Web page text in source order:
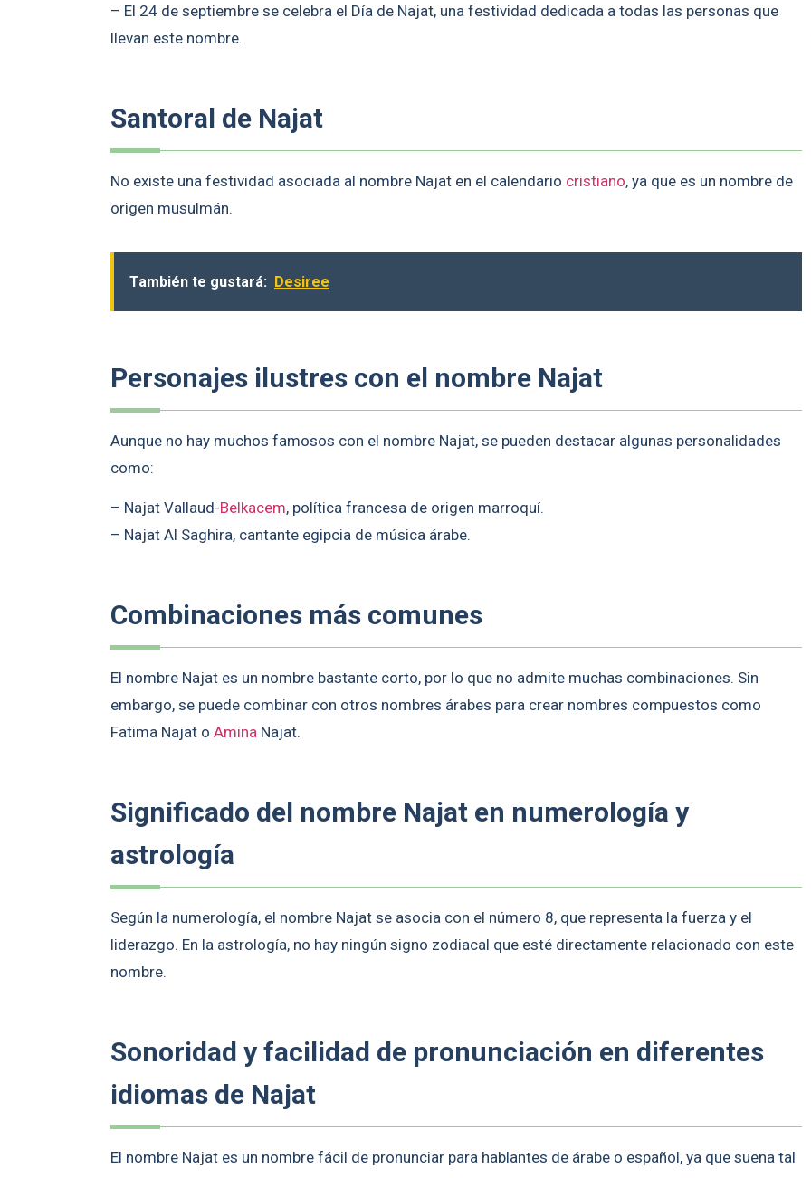
– El 24 de septiembre se celebra el Día de Najat, una festividad dedicada a todas las personas que
llevan este nombre.
Santoral de Najat
No existe una festividad asociada al nombre Najat en el calendario cristiano, ya que es un nombre de
origen musulmán.
También te gustará: Desiree
Personajes ilustres con el nombre Najat
Aunque no hay muchos famosos con el nombre Najat, se pueden destacar algunas personalidades
como:
– Najat Vallaud-Belkacem, política francesa de origen marroquí.
– Najat Al Saghira, cantante egipcia de música árabe.
Combinaciones más comunes
El nombre Najat es un nombre bastante corto, por lo que no admite muchas combinaciones. Sin
embargo, se puede combinar con otros nombres árabes para crear nombres compuestos como
Fatima Najat o Amina Najat.
Significado del nombre Najat en numerología y
astrología
Según la numerología, el nombre Najat se asocia con el número 8, que representa la fuerza y el
liderazgo. En la astrología, no hay ningún signo zodiacal que esté directamente relacionado con este
nombre.
Sonoridad y facilidad de pronunciación en diferentes
idiomas de Najat
El nombre Najat es un nombre fácil de pronunciar para hablantes de árabe o español, ya que suena tal